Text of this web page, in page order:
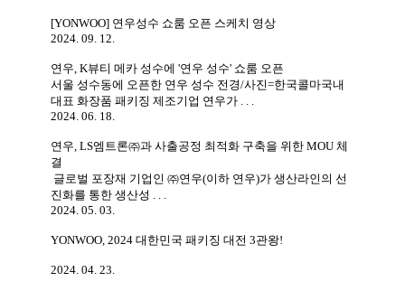
[YONWOO] 연우성수 쇼룸 오픈 스케치 영상
2024. 09. 12.
연우, K뷰티 메카 성수에 '연우 성수' 쇼룸 오픈
서울 성수동에 오픈한 연우 성수 전경/사진=한국콜마국내
대표 화장품 패키징 제조기업 연우가 . . .
2024. 06. 18.
연우, LS엠트론㈜과 사출공정 최적화 구축을 위한 MOU 체
결
글로벌 포장재 기업인 ㈜연우(이하 연우)가 생산라인의 선
진화를 통한 생산성 . . .
2024. 05. 03.
YONWOO, 2024 대한민국 패키징 대전 3관왕!
2024. 04. 23.